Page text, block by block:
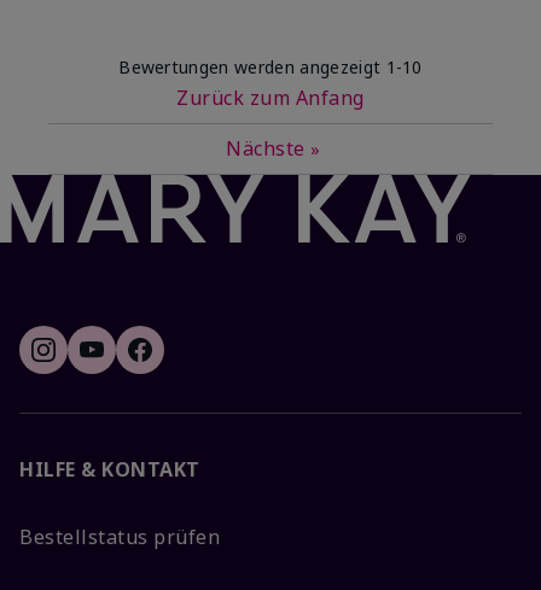
Bewertungen werden angezeigt 1-10
Zurück zum Anfang
Nächste »
HILFE & KONTAKT
Bestellstatus prüfen